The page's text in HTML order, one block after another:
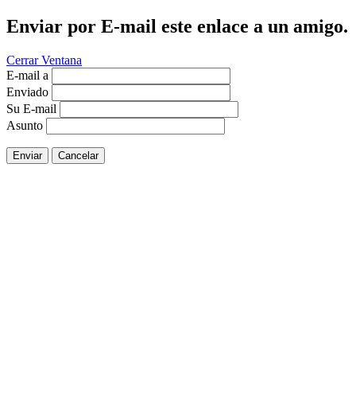
Enviar por E-mail este enlace a un amigo.
Cerrar Ventana
E-mail a
Enviado
Su E-mail
Asunto
Enviar Cancelar